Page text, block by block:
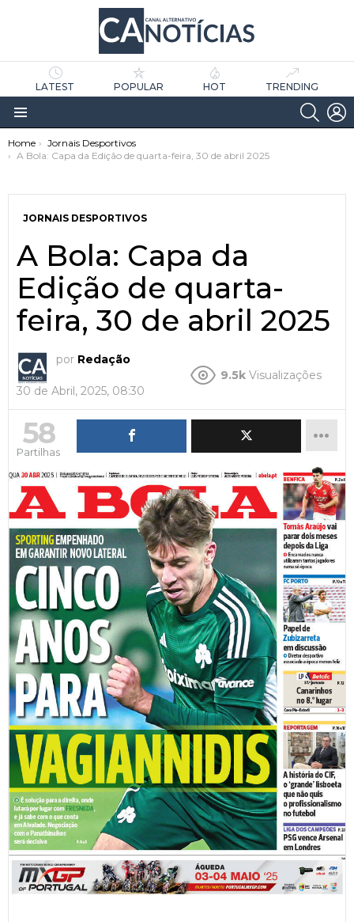
LATEST POPULAR HOT TRENDING
Menu
You are here:
Home
Jornais Desportivos
A Bola: Capa da Edição de quarta-feira, 30 de abril 2025
JORNAIS DESPORTIVOS
A Bola: Capa da
Edição de quarta-
feira, 30 de abril 2025
por Redação
30 de Abril, 2025, 08:30
9.5k Visualizações
58
Partilhas